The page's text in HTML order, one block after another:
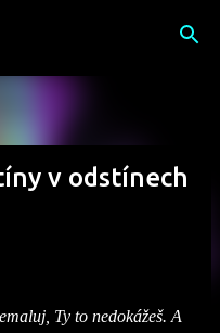
obsah
v odstínech
Ty to nedokážeš. A